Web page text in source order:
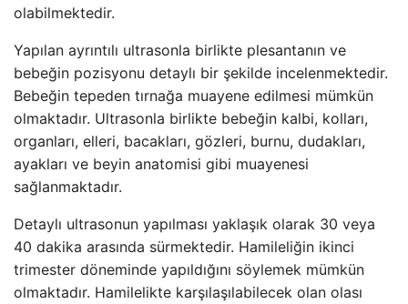
olabilmektedir.
Yapılan ayrıntılı ultrasonla birlikte plesantanın ve
bebeğin pozisyonu detaylı bir şekilde incelenmektedir.
Bebeğin tepeden tırnağa muayene edilmesi mümkün
olmaktadır. Ultrasonla birlikte bebeğin kalbi, kolları,
organları, elleri, bacakları, gözleri, burnu, dudakları,
ayakları ve beyin anatomisi gibi muayenesi
sağlanmaktadır.
Detaylı ultrasonun yapılması yaklaşık olarak 30 veya
40 dakika arasında sürmektedir. Hamileliğin ikinci
trimester döneminde yapıldığını söylemek mümkün
olmaktadır. Hamilelikte karşılaşılabilecek olan olası